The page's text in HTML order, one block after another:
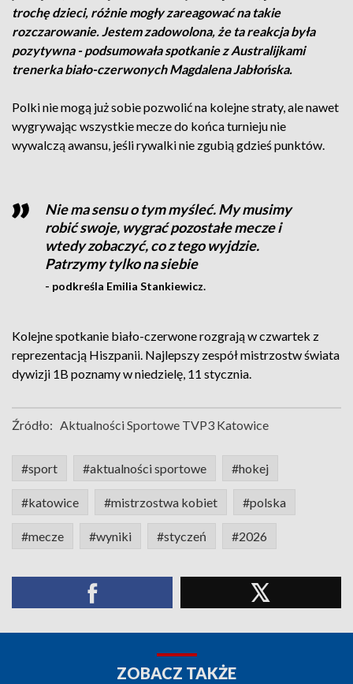
trochę dzieci, różnie mogły zareagować na takie
rozczarowanie. Jestem zadowolona, że ta reakcja była
pozytywna - podsumowała spotkanie z Australijkami
trenerka biało-czerwonych Magdalena Jabłońska.
Polki nie mogą już sobie pozwolić na kolejne straty, ale nawet
wygrywając wszystkie mecze do końca turnieju nie
wywalczą awansu, jeśli rywalki nie zgubią gdzieś punktów.
Nie ma sensu o tym myśleć. My musimy
robić swoje, wygrać pozostałe mecze i
wtedy zobaczyć, co z tego wyjdzie.
Patrzymy tylko na siebie
- podkreśla Emilia Stankiewicz.
Kolejne spotkanie biało-czerwone rozgrają w czwartek z
reprezentacją Hiszpanii. Najlepszy zespół mistrzostw świata
dywizji 1B poznamy w niedzielę, 11 stycznia.
Źródło: Aktualności Sportowe TVP3 Katowice
#sport #aktualności sportowe #hokej
#katowice #mistrzostwa kobiet #polska
#mecze #wyniki #styczeń #2026
ZOBACZ TAKŻE